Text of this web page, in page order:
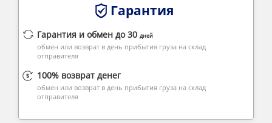
Гарантия
Гарантия и обмен до 30 дней
обмен или возврат в день прибытия груза на склад
отправителя
100% возврат денег
обмен или возврат в день прибытия груза на склад
отправителя